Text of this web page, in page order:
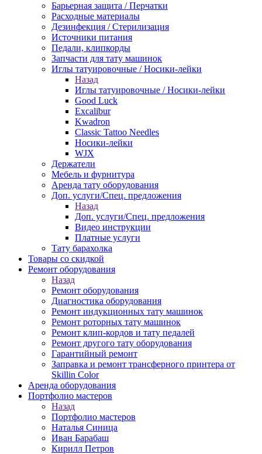
Барьерная защита / Перчатки
Расходные материалы
Дезинфекция / Стерилизация
Источники питания
Педали, клипкорды
Запчасти для тату машинок
Иглы татуировочные / Носики-лейки
Назад
Иглы татуировочные / Носики-лейки
Good Luck
Excalibur
Kwadron
Classic Tattoo Needles
Носики-лейки
WJX
Держатели
Мебель и фурнитура
Аренда тату оборудования
Доп. услуги/Спец. предложения
Назад
Доп. услуги/Спец. предложения
Видео инструкции
Платные услуги
Тату барахолка
Товары со скидкой
Ремонт оборудования
Назад
Ремонт оборудования
Диагностика оборудования
Ремонт индукционных тату машинок
Ремонт роторных тату машинок
Ремонт клип-кордов и тату педалей
Ремонт другого тату оборудования
Гарантийный ремонт
Заправка и ремонт трансферного принтера от
Skillin Color
Аренда оборудования
Портфолио мастеров
Назад
Портфолио мастеров
Наталья Синица
Иван Барабаш
Кирилл Петров